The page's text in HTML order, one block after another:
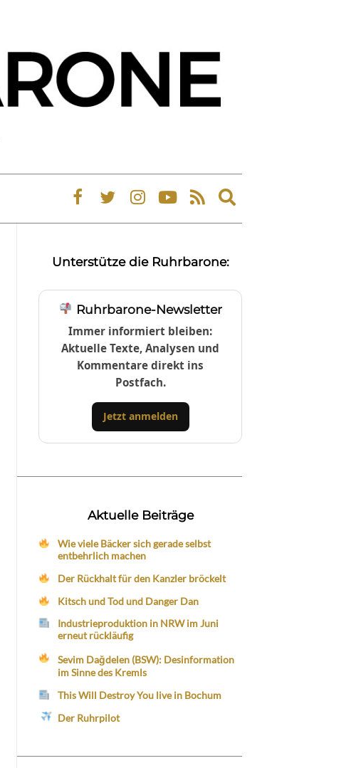
Expand
search
Unterstütze die Ruhrbarone:
Ruhrbarone-Newsletter
Immer informiert bleiben:
Aktuelle Texte, Analysen und
Kommentare direkt ins
Postfach.
Jetzt anmelden
Aktuelle Beiträge
Wie viele Bäcker sich gerade selbst
entbehrlich machen
Der Rückhalt für den Kanzler bröckelt
Kitsch und Tod und Danger Dan
Industrieproduktion in NRW im Juni
erneut rückläufig
Sevim Dağdelen (BSW): Desinformation
im Sinne des Kremls
This Will Destroy You live in Bochum
Der Ruhrpilot